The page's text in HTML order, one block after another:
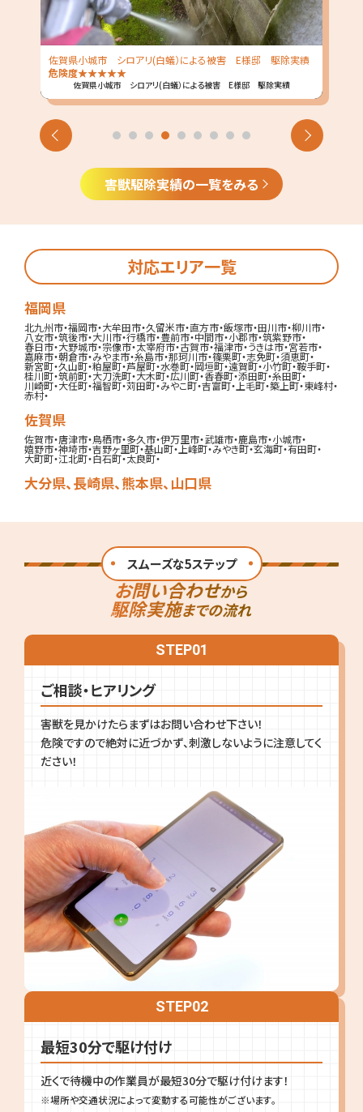
佐賀県小城市 シロアリ(白蟻）による被害 N様邸 駆除実績
危険度
佐賀県小城市 シロアリ(白蟻）による被害 N様邸 駆除実績
害獣駆除実績の一覧をみる
対応エリア一覧
福岡県
北九州市・福岡市・大牟田市・久留米市・直方市・飯塚市・田川市・柳川市・
八女市・筑後市・大川市・行橋市・豊前市・中間市・小郡市・筑紫野市・
春日市・大野城市・宗像市・太宰府市・古賀市・福津市・うきは市・宮若市・
嘉麻市・朝倉市・みやま市・糸島市・那珂川市・篠栗町・志免町・須恵町・
新宮町・久山町・粕屋町・芦屋町・水巻町・岡垣町・遠賀町・小竹町・鞍手町・
桂川町・筑前町・大刀洗町・大木町・広川町・香春町・添田町・糸田町・
川崎町・大任町・福智町・苅田町・みやこ町・吉富町・ 上毛町・築上町・東峰村・
赤村・
佐賀県
佐賀市・唐津市・鳥栖市・多久市・伊万里市・武雄市・鹿島市・小城市・
嬉野市・神埼市・吉野ヶ里町・基山町・上峰町・みやき町・玄海町・有田町・
大町町・江北町・白石町・太良町・
大分県、長崎県、熊本県、山口県
スムーズな5ステップ
お問い合わせから
駆除実施までの流れ
STEP01
ご相談・ヒアリング
害獣を見かけたらまずはお問い合わせ下さい！
危険ですので絶対に近づかず、刺激しないように注意してく
ださい！
STEP02
最短30分で駆け付け
近くで待機中の作業員が最短30分で駆け付けます！
※場所や交通状況によって変動する可能性がございます。